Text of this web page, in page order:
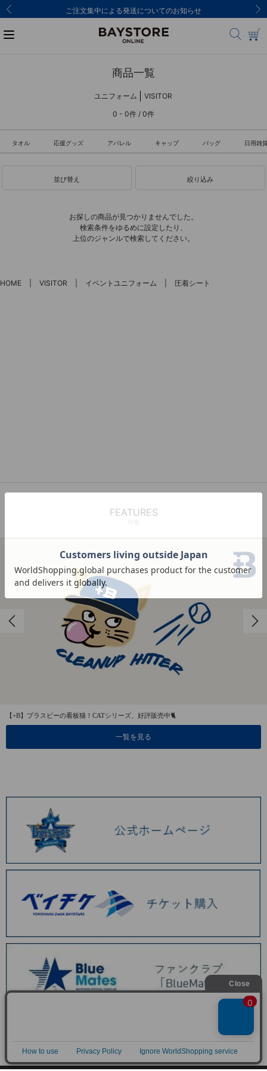
ご注文集中による発送についてのお知らせ
商品一覧
ユニフォーム
VISITOR
0 - 0件 / 0件
タオル 応援グッズ アパレル キャップ バッグ 日用雑
並び替え 絞り込み
お探しの商品が見つかりませんでした。
検索条件をゆるめに設定したり、
上位のジャンルで検索してください。
HOME VISITOR イベントユニフォーム 圧着シート
FEATURES
【+B】プラスビーの看板猫！CATシリーズ、好評販売中🐈
一覧を見る
BAYSTORE ONLINE TOP 商品一覧